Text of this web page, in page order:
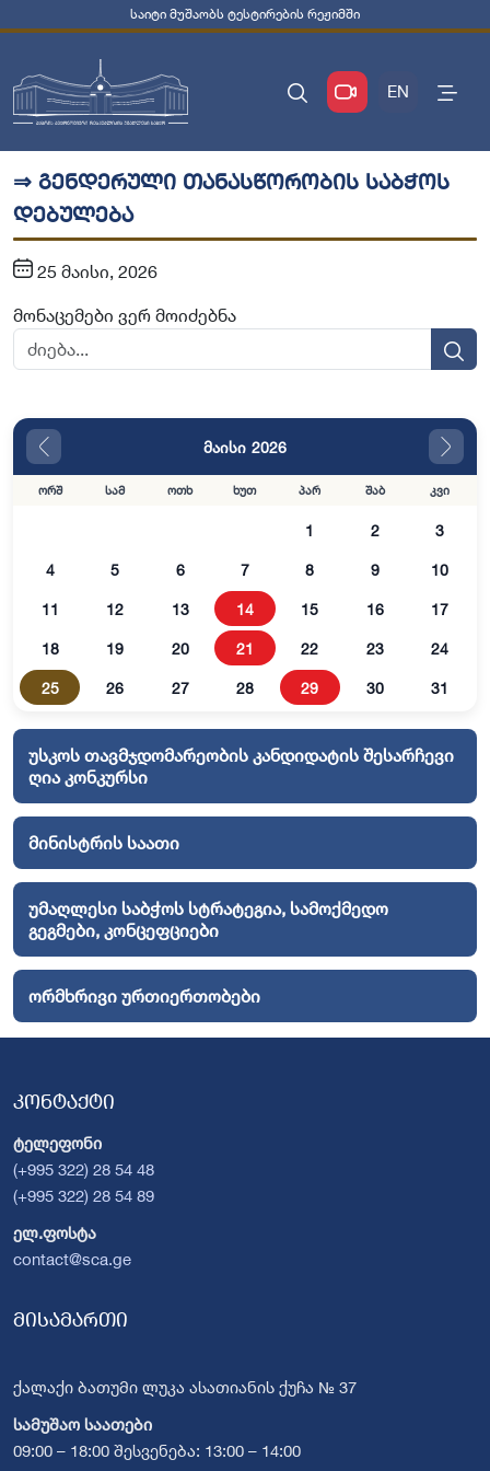
საიტი მუშაობს ტესტირების რეჟიმში
EN
⇒ გენდერული თანასწორობის საბჭოს
დებულება
25 მაისი, 2026
მონაცემები ვერ მოიძებნა
მაისი 2026
ორშ სამ ოთხ ხუთ პარ შაბ კვი
1 2 3
4 5 6 7 8 9 10
11 12 13 14 15 16 17
18 19 20 21 22 23 24
25 26 27 28 29 30 31
უსკოს თავმჯდომარეობის კანდიდატის შესარჩევი
ღია კონკურსი
მინისტრის საათი
უმაღლესი საბჭოს სტრატეგია, სამოქმედო
გეგმები, კონცეფციები
ორმხრივი ურთიერთობები
კონტაქტი
ტელეფონი
(+995 322) 28 54 48
(+995 322) 28 54 89
ელ.ფოსტა
contact@sca.ge
მისამართი
ქალაქი ბათუმი ლუკა ასათიანის ქუჩა № 37
სამუშაო საათები
09:00 – 18:00 შესვენება: 13:00 – 14:00